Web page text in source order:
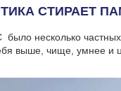
СТИРАЕТ
несколько
выше, чище, умнее и